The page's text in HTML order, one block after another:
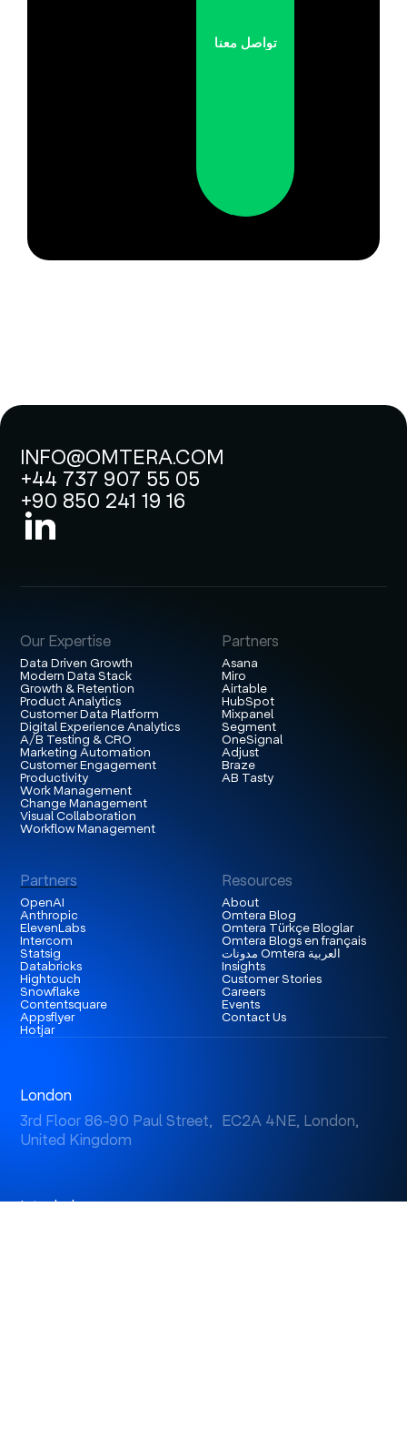
تواصل معنا
تواصل معنا
INFO@OMTERA.COM
+44 737 907 55 05
+90 850 241 19 16
Our Expertise
Data Driven Growth
Modern Data Stack
Growth & Retention
Product Analytics
Customer Data Platform
Digital Experience Analytics
A/B Testing & CRO
Marketing Automation
Customer Engagement
Productivity
Work Management
Change Management
Visual Collaboration
Workflow Management
Partners
Asana
Miro
Airtable
HubSpot
Mixpanel
Segment
OneSignal
Adjust
Braze
AB Tasty
Partners
OpenAI
Anthropic
ElevenLabs
Intercom
Statsig
Databricks
Hightouch
Snowflake
Contentsquare
Appsflyer
Hotjar
Resources
About
Omtera Blog
Omtera Türkçe Bloglar
Omtera Blogs en français
مدونات Omtera العربية
Insights
Customer Stories
Careers
Events
Contact Us
London
3rd Floor 86-90 Paul Street, EC2A 4NE, London,
United Kingdom
Istanbul